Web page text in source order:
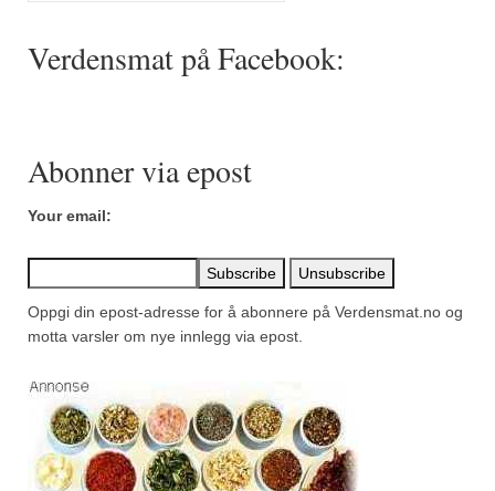
Mirepoix
Paprikapulver, pikant
Piment d’Espelette
Purreløk (tørket)
Rosépepper
Salvie
Verdensmat på Facebook:
Abonner via epost
Your email:
Oppgi din epost-adresse for å abonnere på Verdensmat.no og
motta varsler om nye innlegg via epost.